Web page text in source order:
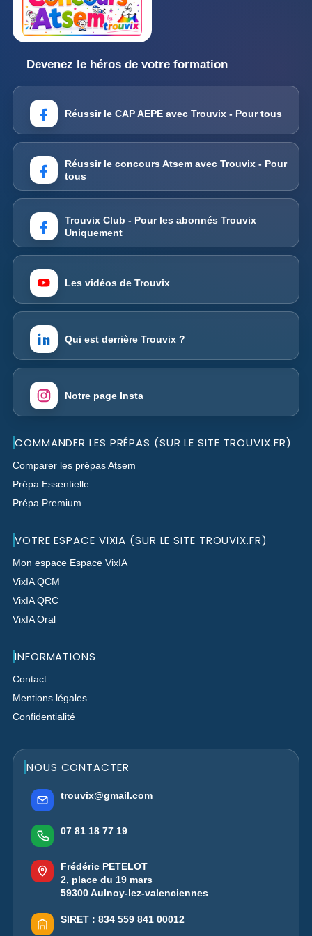
Devenez le héros de votre formation
Réussir le CAP AEPE avec Trouvix - Pour tous
Réussir le concours Atsem avec Trouvix - Pour
tous
Trouvix Club - Pour les abonnés Trouvix
Uniquement
Les vidéos de Trouvix
Qui est derrière Trouvix ?
Notre page Insta
COMMANDER LES PRÉPAS (SUR LE SITE TROUVIX.FR)
Comparer les prépas Atsem
Prépa Essentielle
Prépa Premium
VOTRE ESPACE VIXIA (SUR LE SITE TROUVIX.FR)
Mon espace Espace VixIA
VixIA QCM
VixIA QRC
VixIA Oral
INFORMATIONS
Contact
Mentions légales
Confidentialité
NOUS CONTACTER
trouvix@gmail.com
07 81 18 77 19
Frédéric PETELOT
2, place du 19 mars
59300 Aulnoy-lez-valenciennes
SIRET : 834 559 841 00012